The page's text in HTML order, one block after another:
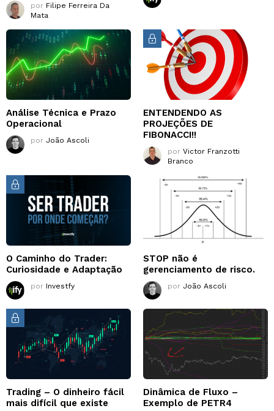
por Filipe Ferreira Da
Mata
Análise Técnica e Prazo
Operacional
por João Ascoli
ENTENDENDO AS
PROJEÇÕES DE
FIBONACCI!!
por Victor Franzotti
Branco
O Caminho do Trader:
Curiosidade e Adaptação
por Investfy
STOP não é
gerenciamento de risco.
por João Ascoli
Trading – O dinheiro fácil
mais difícil que existe
Dinâmica de Fluxo –
Exemplo de PETR4